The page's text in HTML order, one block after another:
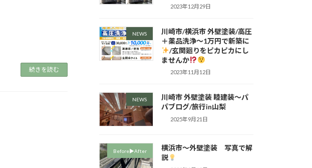
続きを読む
2023年12月29日
NEWS
川崎市/横浜市 外壁塗装/高圧
＋薬品洗浄～1万円で新築に
/玄関廻りをピカピカにし
ませんか
2023年11月12日
NEWS
川崎市 外壁塗装 睦建装～パ
パブログ/旅行in山梨
2025年9月21日
Before▶︎After
横浜市～外壁塗装 写真で解
説